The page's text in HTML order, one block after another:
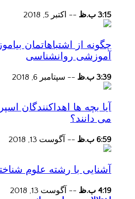
3:15 ب.ظ -- اکتبر 5, 2018
چگونه از اشتباهاتمان
آموزشی روانشناسی
3:39 ب.ظ -- سپتامبر 6, 2018
آیا بچه ها اهداکنندگان
می دانند؟
6:59 ب.ظ -- آگوست 13, 2018
آشنایی با رشته علوم
4:19 ب.ظ -- آگوست 13, 2018